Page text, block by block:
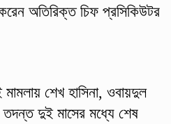
অতিরিক্ত চিফ প্রসিকিউটর
শেখ হাসিনা, ওবায়দুল
দুই মাসের মধ্যে শেষ